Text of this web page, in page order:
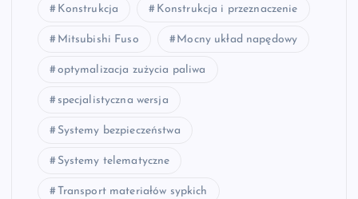
Konstrukcja Konstrukcja i przeznaczenie
Mitsubishi Fuso Mocny układ napędowy
optymalizacja zużycia paliwa
specjalistyczna wersja
Systemy bezpieczeństwa
Systemy telematyczne
Transport materiałów sypkich